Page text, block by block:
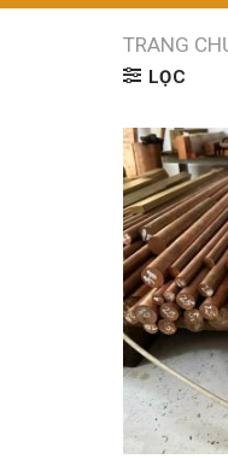
TRANG
LỌC